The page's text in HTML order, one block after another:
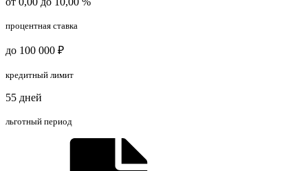
процентная ставка
до 100 000 ₽
кредитный лимит
55 дней
льготный период